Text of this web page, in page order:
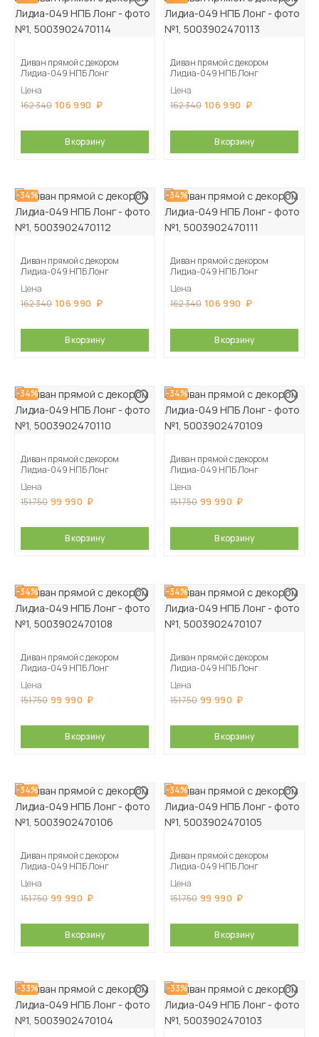
Диван прямой с декором
Лидиа-049 НПБ Лонг
Цена
162 340 106 990
В корзину
Диван прямой с декором
Лидиа-049 НПБ Лонг
Цена
162 340 106 990
В корзину
-34%
Диван прямой с декором
Лидиа-049 НПБ Лонг
Цена
162 340 106 990
В корзину
-34%
Диван прямой с декором
Лидиа-049 НПБ Лонг
Цена
162 340 106 990
В корзину
-34%
Диван прямой с декором
Лидиа-049 НПБ Лонг
Цена
151 750 99 990
В корзину
-34%
Диван прямой с декором
Лидиа-049 НПБ Лонг
Цена
151 750 99 990
В корзину
-34%
Диван прямой с декором
Лидиа-049 НПБ Лонг
Цена
151 750 99 990
В корзину
-34%
Диван прямой с декором
Лидиа-049 НПБ Лонг
Цена
151 750 99 990
В корзину
-34%
Диван прямой с декором
Лидиа-049 НПБ Лонг
Цена
151 750 99 990
В корзину
-34%
Диван прямой с декором
Лидиа-049 НПБ Лонг
Цена
151 750 99 990
В корзину
-33% -33%